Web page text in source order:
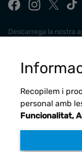
Descarrega la nostra
Recopilem i
personal amb
Funcionalitat,